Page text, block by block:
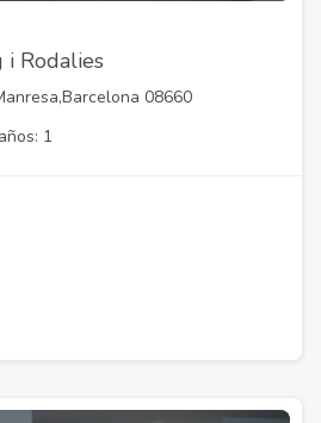
i Rodalies
08660
1